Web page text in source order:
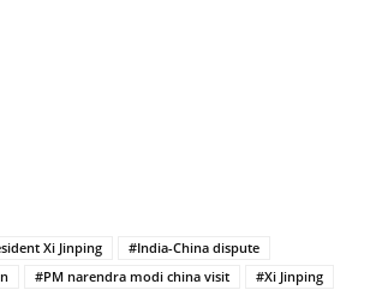
Xi Jinping
#India-China dispute
#PM narendra modi china visit
#Xi Jinping